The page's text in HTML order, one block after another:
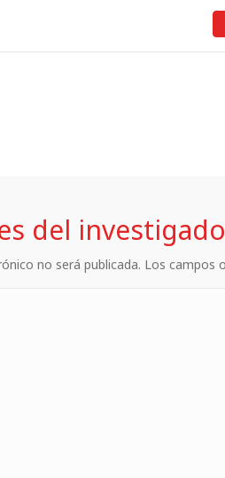
del
no será publicada. Los